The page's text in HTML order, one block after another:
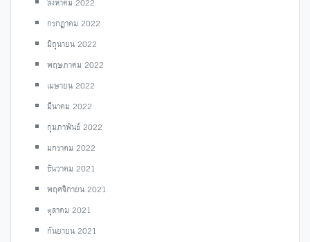
กรกฎาคม 2022
มิถุนายน 2022
พฤษภาคม 2022
เมษายน 2022
มีนาคม 2022
กุมภาพันธ์ 2022
มกราคม 2022
ธันวาคม 2021
พฤศจิกายน 2021
ตุลาคม 2021
กันยายน 2021